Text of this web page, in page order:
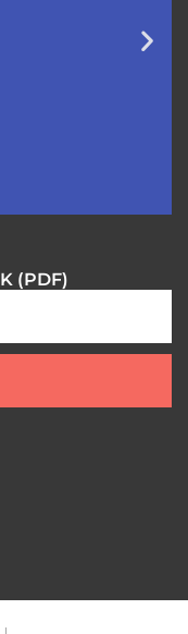
FAQ
(PDF)